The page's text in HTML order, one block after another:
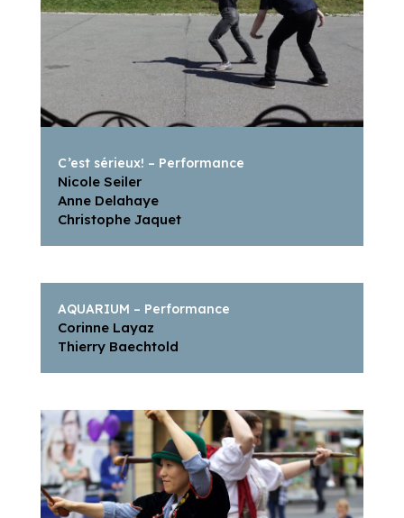
C’est sérieux! – Performance
Nicole Seiler
Anne Delahaye
Christophe Jaquet
AQUARIUM – Performance
Corinne Layaz
Thierry Baechtold